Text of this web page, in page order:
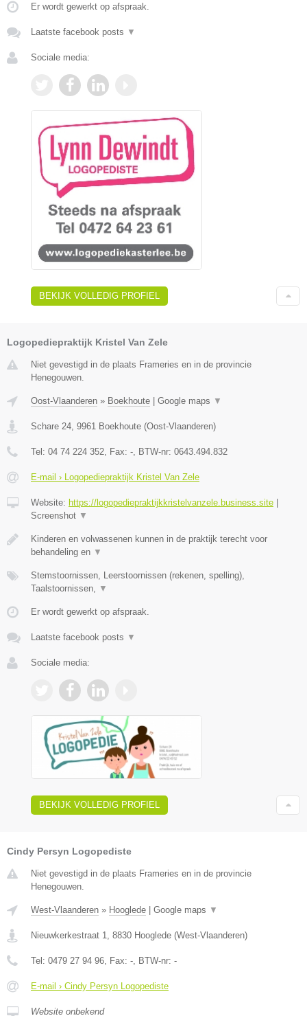
Er wordt gewerkt op afspraak.
Laatste facebook posts ▼
Sociale media:
BEKIJK VOLLEDIG PROFIEL
Logopediepraktijk Kristel Van Zele
Niet gevestigd in de plaats Frameries en in de provincie
Henegouwen.
Oost-Vlaanderen » Boekhoute Google maps ▼
Schare 24 9961 Boekhoute (Oost-Vlaanderen)
Tel: 04 74 224 352 , Fax: - , BTW-nr: 0643.494.832
E-mail › Logopediepraktijk Kristel Van Zele
Website: https://logopediepraktijkkristelvanzele.business.site
Screenshot ▼
Kinderen en volwassenen kunnen in de praktijk terecht voor
behandeling en ▼
Stemstoornissen, Leerstoornissen (rekenen, spelling),
Taalstoornissen,
▼
Er wordt gewerkt op afspraak.
Laatste facebook posts ▼
Sociale media:
BEKIJK VOLLEDIG PROFIEL
Cindy Persyn Logopediste
Niet gevestigd in de plaats Frameries en in de provincie
Henegouwen.
West-Vlaanderen » Hooglede Google maps ▼
Nieuwkerkestraat 1, 8830 Hooglede (West-Vlaanderen)
Tel: 0479 27 94 96, Fax: -, BTW-nr: -
E-mail › Cindy Persyn Logopediste
Website onbekend